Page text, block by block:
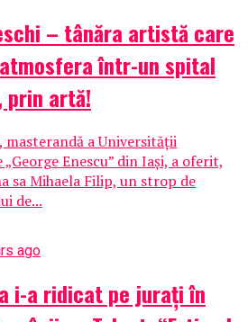
– tânăra artistă care
într-un spital
prin artă!
masterandă a Universității
Enescu” din Iași, a oferit,
sa Mihaela Filip, un strop de
de...
ago
i-a ridicat pe jurați în